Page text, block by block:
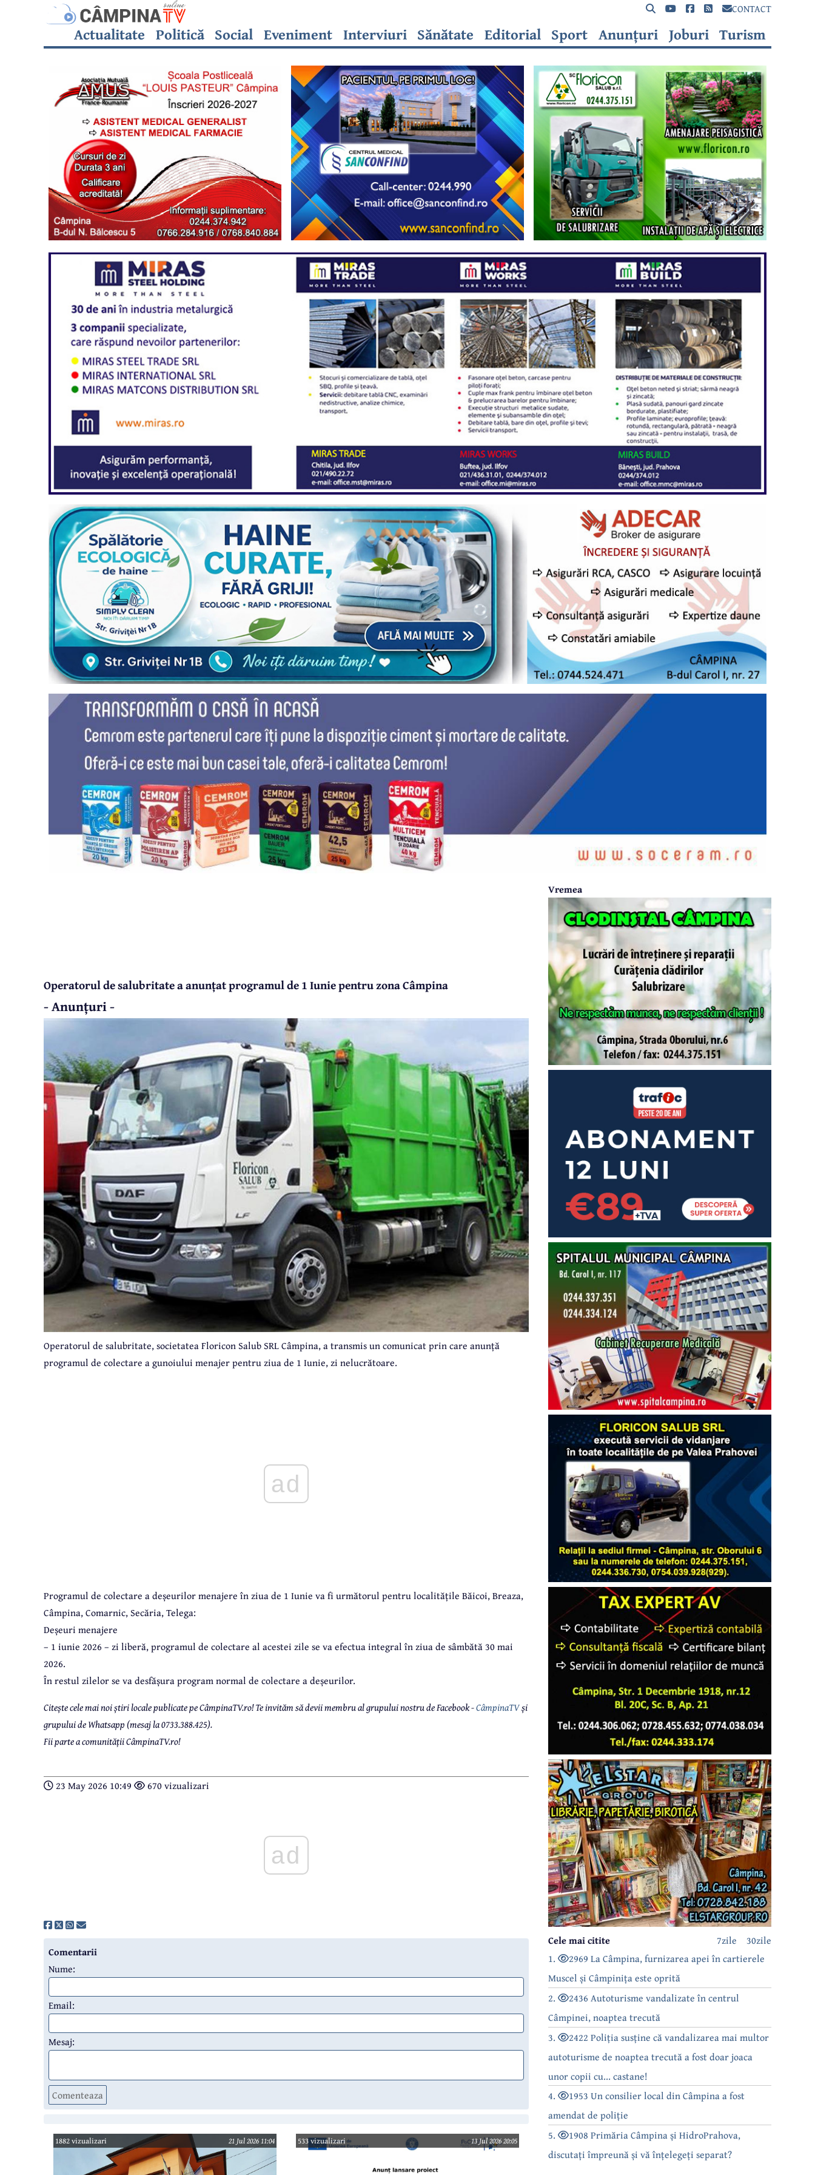
CONTACT
Actualitate Politică Social Eveniment Interviuri Sănătate Editorial Sport Anunțuri Joburi Turism
Operatorul de salubritate a anunțat programul de 1 Iunie pentru zona Câmpina
- Anunțuri -
Operatorul de salubritate, societatea Floricon Salub SRL Câmpina, a transmis un comunicat prin care anunță
programul de colectare a gunoiului menajer pentru ziua de 1 Iunie, zi nelucrătoare.
ad
Programul de colectare a deșeurilor menajere în ziua de 1 Iunie va fi următorul pentru localitățile Băicoi, Breaza,
Câmpina, Comarnic, Secăria, Telega:
Deșeuri menajere
– 1 iunie 2026 – zi liberă, programul de colectare al acestei zile se va efectua integral în ziua de sâmbătă 30 mai
2026.
În restul zilelor se va desfășura program normal de colectare a deșeurilor.
Citește cele mai noi știri locale publicate pe CâmpinaTV.ro! Te invităm să devii membru al grupului nostru de Facebook -CâmpinaTVși
grupului de Whatsapp (mesaj la 0733.388.425).
Fii parte a comunității CâmpinaTV.ro!
23 May 2026 10:49 670 vizualizari
ad
Comentarii
Nume:
Email:
Mesaj:
Comenteaza
Vremea
30zile
7zile
Cele mai citite
1.
2969 La Câmpina, furnizarea apei în cartierele
Muscel și Câmpinița este oprită
2.
2436 Autoturisme vandalizate în centrul
Câmpinei, noaptea trecută
3.
2422 Poliția susține că vandalizarea mai multor
autoturisme de noaptea trecută a fost doar joaca
unor copii cu... castane!
4.
1953 Un consilier local din Câmpina a fost
amendat de poliție
5.
1908 Primăria Câmpina și HidroPrahova,
discutați împreună și vă înțelegeți separat?
1882 vizualizari 21 Jul 2026 11:04 533 vizualizari 13 Jul 2026 20:05